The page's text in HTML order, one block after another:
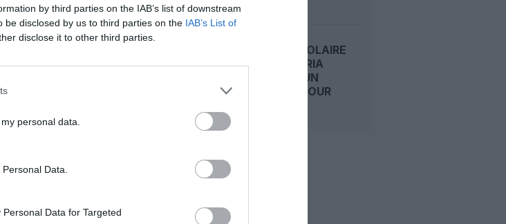
by third parties on the IAB’s list of downstream
be disclosed by us to third parties on the IAB’s List of
disclose it to other third parties.
personal data.
Data.
Data for Targeted
ECLIPSE SOLAIRE
2026 : IBERIA
AFFRÈTE UN
A321XLR POUR